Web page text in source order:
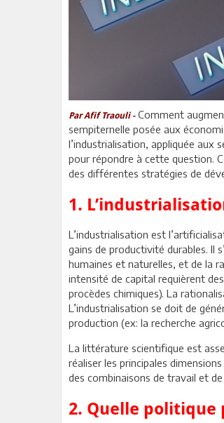
Par Afif Traouli - Comment
sempiternelle posée aux
l’industrialisation, appliquée aux
pour répondre à cette question.
des différentes stratégies de
1.
L’industrialisation est
gains de productivité durables. Il
humaines et naturelles, et de la
intensité de capital requièrent
procèdes chimiques). La
L’industrialisation se doit de
production (ex: la recherche
La littérature scientifique est
réaliser les principales
des combinaisons de travail et
2. Quelle